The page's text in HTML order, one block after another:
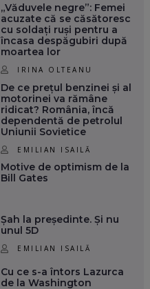
„Văduvele negre”: Femei
acuzate că se căsătoresc
cu soldați ruși pentru a
încasa despăgubiri după
moartea lor
IRINA OLTEANU
De ce prețul benzinei și al
motorinei va rămâne
ridicat? România, încă
dependentă de petrolul
Uniunii Sovietice
EMILIAN ISAILĂ
Motive de optimism de la
Bill Gates
Șah la președinte. Și nu
unul 5D
EMILIAN ISAILĂ
Cu ce s-a întors Lazurca
de la Washington